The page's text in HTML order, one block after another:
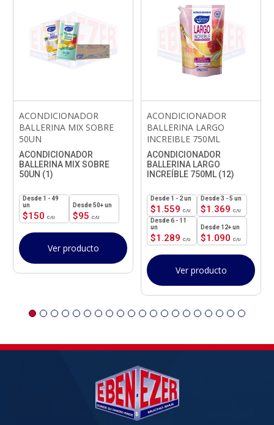
ACONDICIONADOR
BALLERINA MIX SOBRE
50UN
ACONDICIONADOR
BALLERINA MIX SOBRE
50UN (1)
$150
1 - 49
un
$95
50+ un
Ver producto
ACONDICIONADOR
BALLERINA LARGO
INCREIBLE 750ML
ACONDICIONADOR
BALLERINA LARGO
INCREÍBLE 750ML (12)
$1.559
1 - 2un
$1.369
3 - 5 un
$1.289
6 - 11
un
$1.090
12+ un
Ver producto